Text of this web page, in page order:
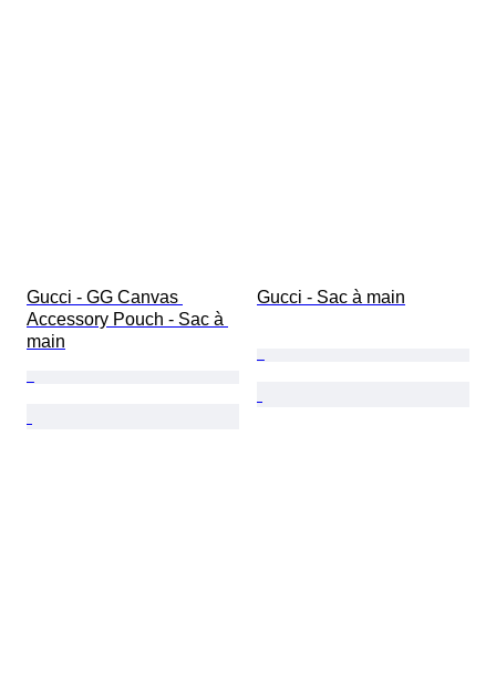
Gucci - GG Canvas
Accessory Pouch - Sac à
main
Gucci - Sac à main